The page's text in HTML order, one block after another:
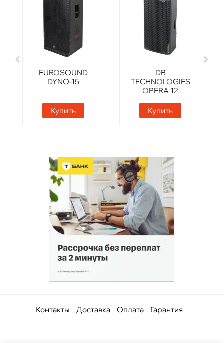
EUROSOUND
DYNO-15
Купить
DB
TECHNOLOGIES
OPERA 12
Купить
Контакты Доставка Оплата Гарантия